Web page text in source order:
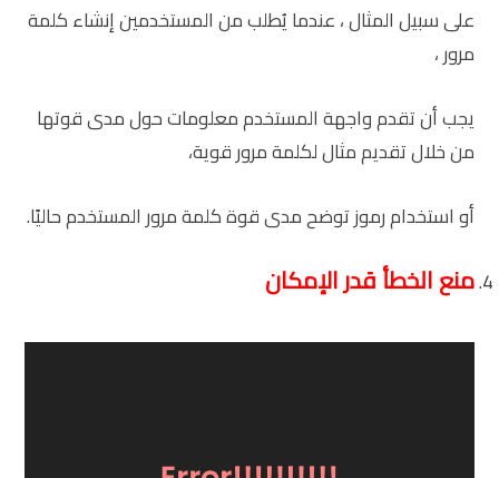
على سبيل المثال ، عندما يُطلب من المستخدمين إنشاء كلمة
مرور ،
يجب أن تقدم واجهة المستخدم معلومات حول مدى قوتها
من خلال تقديم مثال لكلمة مرور قوية،
أو استخدام رموز توضح مدى قوة كلمة مرور المستخدم حاليًا.
منع الخطأ قدر الإمكان